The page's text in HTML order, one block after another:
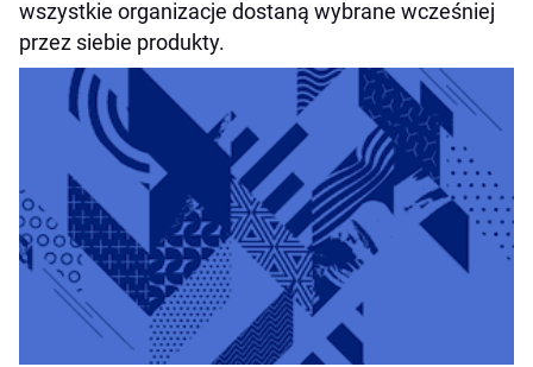
wszystkie organizacje dostaną wybrane wcześniej
przez siebie produkty.